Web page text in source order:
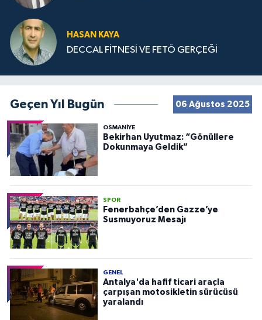
HASAN KAYA
DECCAL FİTNESİ VE FETÖ GERÇEĞİ
Geçen Yıl Bugün 06 Ağustos 2025
OSMANIYE
Bekirhan Uyutmaz: “Gönüllere
Dokunmaya Geldik”
SPOR
Fenerbahçe’den Gazze’ye
Susmuyoruz Mesajı
GENEL
Antalya'da hafif ticari araçla
çarpışan motosikletin sürücüsü
yaralandı